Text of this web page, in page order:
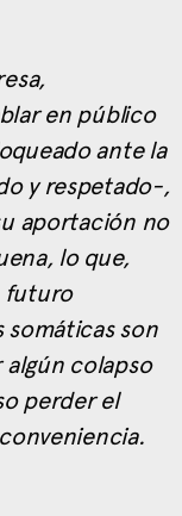
en público
ante la
y respetado-,
aportación no
lo que,
futuro
somáticas son
colapso
perder el